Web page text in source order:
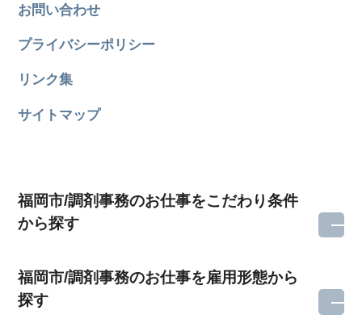
お問い合わせ
プライバシーポリシー
リンク集
サイトマップ
福岡市/調剤事務のお仕事をこだわり条件
から探す
福岡市/調剤事務のお仕事を雇用形態から
探す